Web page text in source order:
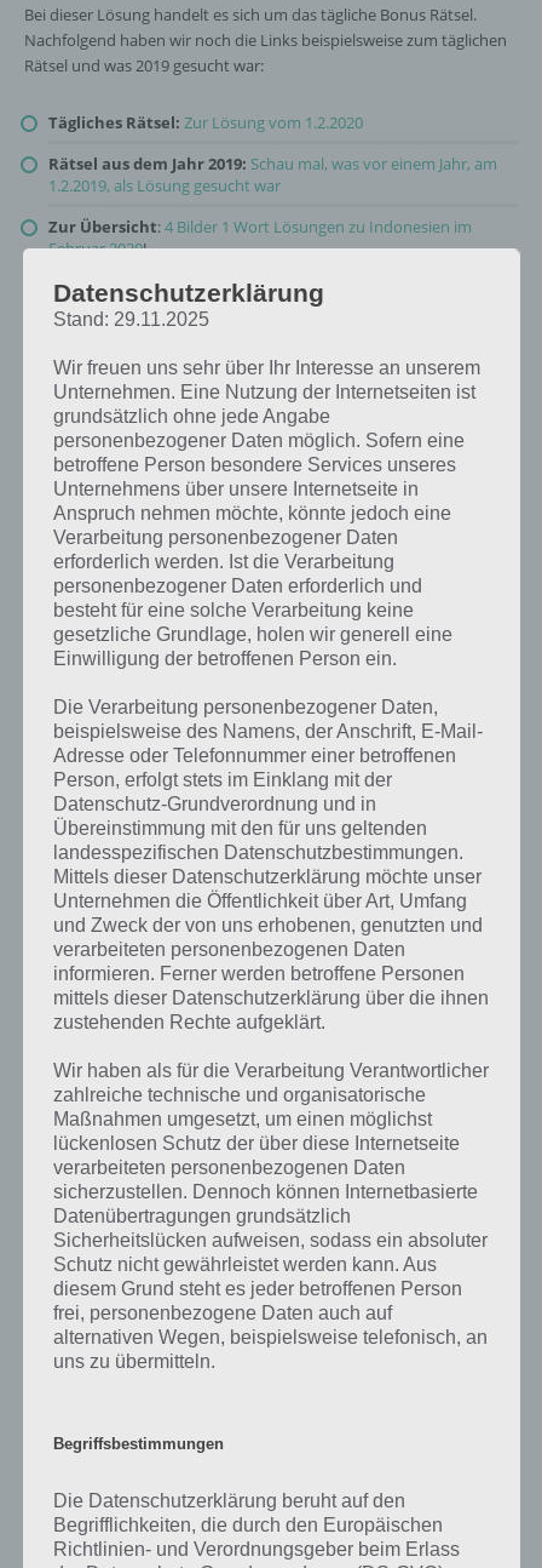
Bei dieser Lösung handelt es sich um das tägliche Bonus Rätsel.
Nachfolgend haben wir noch die Links beispielsweise zum täglichen
Rätsel und was 2019 gesucht war:
Tägliches Rätsel: Zur Lösung vom 1.2.2020
Rätsel aus dem Jahr 2019: Schau mal, was vor einem Jahr, am
1.2.2019, als Lösung gesucht war
Zur Übersicht:4 Bilder 1 Wort Lösungen zu Indonesien im
Februar 2020!
Kurze Begriffserklärung zur Lösung Tee
Tee ist die Lösung für das tägliche Bonus Rätsel am 1.2.2020 in 4
Bilder 1 Wort, doch welche Bedeutung hat dieses eigentlich und was
gibt es dazu zu wissen? Passt das Wort auch zu Indonesien? Zu
bestimmten Lösungen präsentieren wir daher auch immer eine
Tee ist ein Genuss und nicht nur dies: Je nach Zubereitungsart und
Sorte kann er eine Vielzahl von Beschwerden lindern und eine
gesunde Lebensweise fördern. Darüber hinaus ist Tee praktisch
kalorienfrei. Im Jahr 2014 tranken alle Deutschen durchschnittlich
27,5 Liter schwarzen oder grünen, wobei schwarzer Tee am
beliebtesten war.
Tee ist streng genommen ein Aufgussgetränk, das ausschließlich aus
den Bestandteilen des Teestrauches Camellia sinensis besteht. Je
nach Teesorte besteht er aus getrockneten Blättern, Blattknospen
und dünnen Stängeln des Strauches. Die Hauptanbaugebiete liegen
Je nachdem, wie der Teebaum verarbeitet wird, erhält man grünen,
Unterschiede zwischen den einzelnen Produkten. Nicht zuletzt
entscheiden der Geschmack und die gewünschte Wirkung darüber,
welcher Tee für Sie der richtige ist. Diese Zutaten werden von vielen
Datenschutzerklärung
Stand: 29.11.2025
Wir freuen uns sehr über Ihr Interesse an unserem
Unternehmen. Eine Nutzung der Internetseiten ist
grundsätzlich ohne jede Angabe
personenbezogener Daten möglich. Sofern eine
betroffene Person besondere Services unseres
Unternehmens über unsere Internetseite in
Anspruch nehmen möchte, könnte jedoch eine
Verarbeitung personenbezogener Daten
erforderlich werden. Ist die Verarbeitung
personenbezogener Daten erforderlich und
besteht für eine solche Verarbeitung keine
gesetzliche Grundlage, holen wir generell eine
Einwilligung der betroffenen Person ein.
Die Verarbeitung personenbezogener Daten,
beispielsweise des Namens, der Anschrift, E-Mail-
Adresse oder Telefonnummer einer betroffenen
Person, erfolgt stets im Einklang mit der
Datenschutz-Grundverordnung und in
Übereinstimmung mit den für uns geltenden
landesspezifischen Datenschutzbestimmungen.
Mittels dieser Datenschutzerklärung möchte unser
Unternehmen die Öffentlichkeit über Art, Umfang
und Zweck der von uns erhobenen, genutzten und
verarbeiteten personenbezogenen Daten
informieren. Ferner werden betroffene Personen
mittels dieser Datenschutzerklärung über die ihnen
zustehenden Rechte aufgeklärt.
Wir haben als für die Verarbeitung Verantwortlicher
zahlreiche technische und organisatorische
Maßnahmen umgesetzt, um einen möglichst
lückenlosen Schutz der über diese Internetseite
verarbeiteten personenbezogenen Daten
sicherzustellen. Dennoch können Internetbasierte
Datenübertragungen grundsätzlich
Sicherheitslücken aufweisen, sodass ein absoluter
Schutz nicht gewährleistet werden kann. Aus
diesem Grund steht es jeder betroffenen Person
frei, personenbezogene Daten auch auf
alternativen Wegen, beispielsweise telefonisch, an
uns zu übermitteln.
Begriffsbestimmungen
Die Datenschutzerklärung beruht auf den
Begrifflichkeiten, die durch den Europäischen
Richtlinien- und Verordnungsgeber beim Erlass